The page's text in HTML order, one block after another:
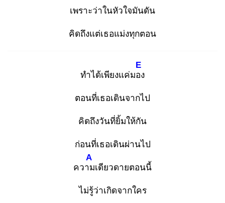
เพราะว่าในหัวใจมันดัน
คิดถึงแต่เธอแม่งทุกตอน
ทำได้เพียงแค่มอง
E
ตอนที่เธอเดินจากไป
คิดถึงวันที่ยิ้มให้กัน
ก่อนที่เธอเดินผ่านไป
ความ
A
เดียวดายตอนนี้
ไม่รู้ว่าเกิดจากใคร